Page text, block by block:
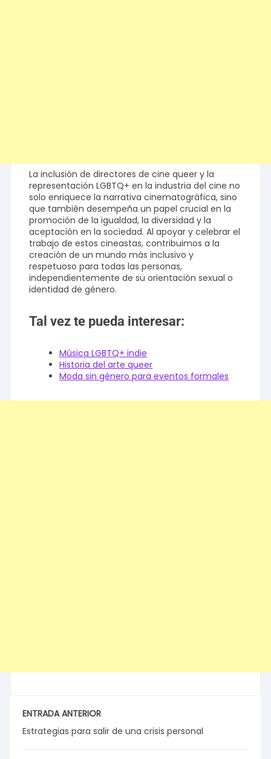
La inclusión de directores de cine queer y la
representación LGBTQ+ en la industria del cine no
solo enriquece la narrativa cinematográfica, sino
que también desempeña un papel crucial en la
promoción de la igualdad, la diversidad y la
aceptación en la sociedad. Al apoyar y celebrar el
trabajo de estos cineastas, contribuimos a la
creación de un mundo más inclusivo y
respetuoso para todas las personas,
independientemente de su orientación sexual o
identidad de género.
Tal vez te pueda interesar:
Música LGBTQ+ indie
Historia del arte queer
Moda sin género para eventos formales
ENTRADA ANTERIOR
Estrategias para salir de una crisis personal